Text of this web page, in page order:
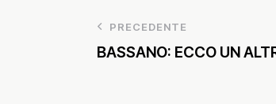
PRECEDENTE
BASSANO: ECCO UN